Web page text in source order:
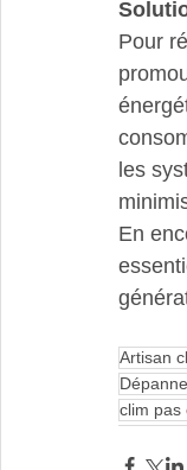
Pour
les
En
Artisan
clim pas